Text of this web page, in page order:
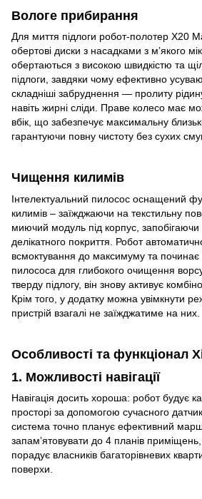
Вологе прибирання
Для миття підлоги робот-полотер X20
обертові диски з насадками з м’якого
обертаються з високою швидкістю та
підлоги, завдяки чому ефективно
складніші забруднення — пролиту
навіть жирні сліди. Праве колесо має
вбік, що забезпечує максимальну
гарантуючи повну чистоту без сухих
Чищення килимів
Інтелектуальний пилосос оснащений
килимів – заїжджаючи на текстильну
миючий модуль під корпус,
делікатного покриття. Робот
всмоктування до максимуму та
пилососа для глибокого очищення
тверду підлогу, він знову активує
Крім того, у додатку можна увімкнути
пристрій взагалі не заїжджатиме на них.
Особливості та функціонал
1. Можливості навігації
Навігація досить хороша: робот будує
просторі за допомогою сучасного
система точно планує ефективний
запам’ятовувати до 4 планів
порадує власників багаторівневих
поверхи.